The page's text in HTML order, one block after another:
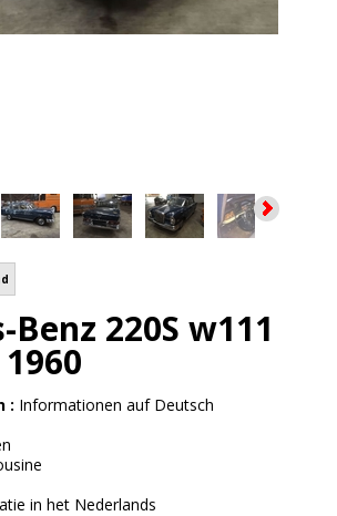
Benz 220S w111
: Informationen auf Deutsch
in het Nederlands